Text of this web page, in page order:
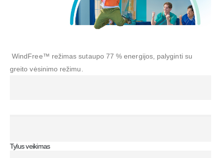
WindFree™ režimas sutaupo 77 % energijos, palyginti su
greito vėsinimo režimu.
Tylus veikimas